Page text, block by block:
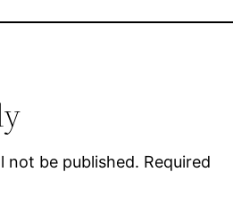
not be published. Required